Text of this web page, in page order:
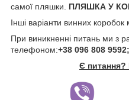
самої пляшки.
ПЛЯШКА У
Інші варіанти винних
При виникненні питань ми з
телефоном:+38 096 808 9592;
Є питання?